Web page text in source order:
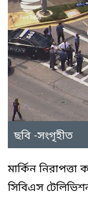
ছবি -সংগৃহীত
মার্কিন
সিবিএস